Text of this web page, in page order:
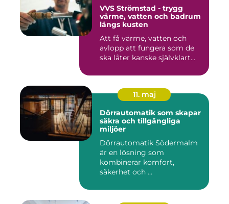
VVS Strömstad - trygg
värme, vatten och badrum
längs kusten
Att få värme, vatten och
avlopp att fungera som de
ska låter kanske självklart...
11. maj
Dörrautomatik som skapar
säkra och tillgängliga
miljöer
Dörrautomatik Södermalm
är en lösning som
kombinerar komfort,
säkerhet och ...